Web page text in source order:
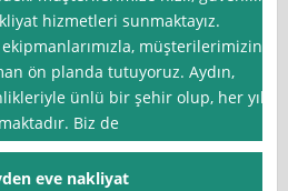
hizmetleri sunmaktayız.
müşterilerimizin
ön planda tutuyoruz. Aydın,
ünlü bir şehir olup, her yıl
Biz de
eve nakliyat